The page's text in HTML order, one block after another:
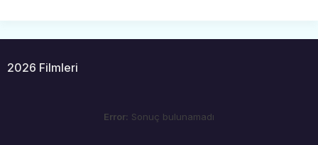
2026 Filmleri
Error: Sonuç bulunamadı